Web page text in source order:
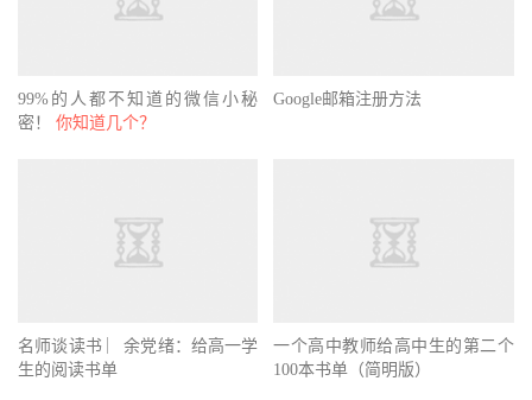
99%的人都不知道的微信小秘
密！ 你知道几个？
Google邮箱注册方法
名师谈读书 ︳余党绪：给高一学
生的阅读书单
一个高中教师给高中生的第二个
100本书单（简明版）